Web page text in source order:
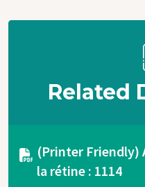
Related
Document
(Printer Friendly)
la rétine : 1114